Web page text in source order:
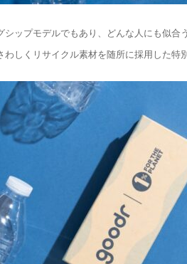
シップモデルでもあり、どんな人にも似合
わしくリサイクル素材を随所に採用した特